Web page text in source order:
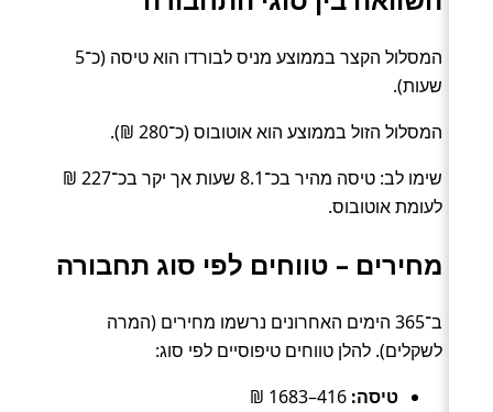
המסלול הקצר בממוצע מניס לבורדו הוא טיסה (כ־5
שעות).
המסלול הזול בממוצע הוא אוטובוס (כ־280 ₪).
שימו לב: טיסה מהיר בכ־8.1 שעות אך יקר בכ־227 ₪
לעומת אוטובוס.
מחירים – טווחים לפי סוג תחבורה
ב־365 הימים האחרונים נרשמו מחירים (המרה
לשקלים). להלן טווחים טיפוסיים לפי סוג:
טיסה: